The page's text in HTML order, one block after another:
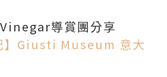
導賞團分享
】Giusti Museum 意大